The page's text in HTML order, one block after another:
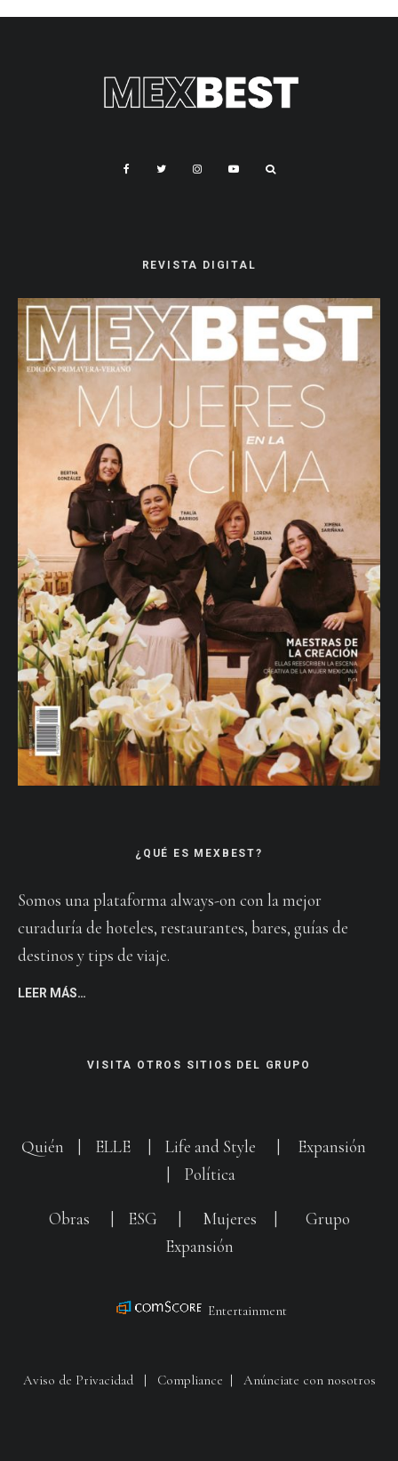
REVISTA DIGITAL
¿QUÉ ES MEXBEST?
Somos una plataforma always-on con la mejor
curaduría de hoteles, restaurantes, bares, guías de
destinos y tips de viaje.
LEER MÁS…
VISITA OTROS SITIOS DEL GRUPO
Quién | ELLE | Life and Style | Expansión
| Política
Obras | ESG | Mujeres | Grupo
Expansión
Entertainment
Aviso de Privacidad | Compliance | Anúnciate con nosotros